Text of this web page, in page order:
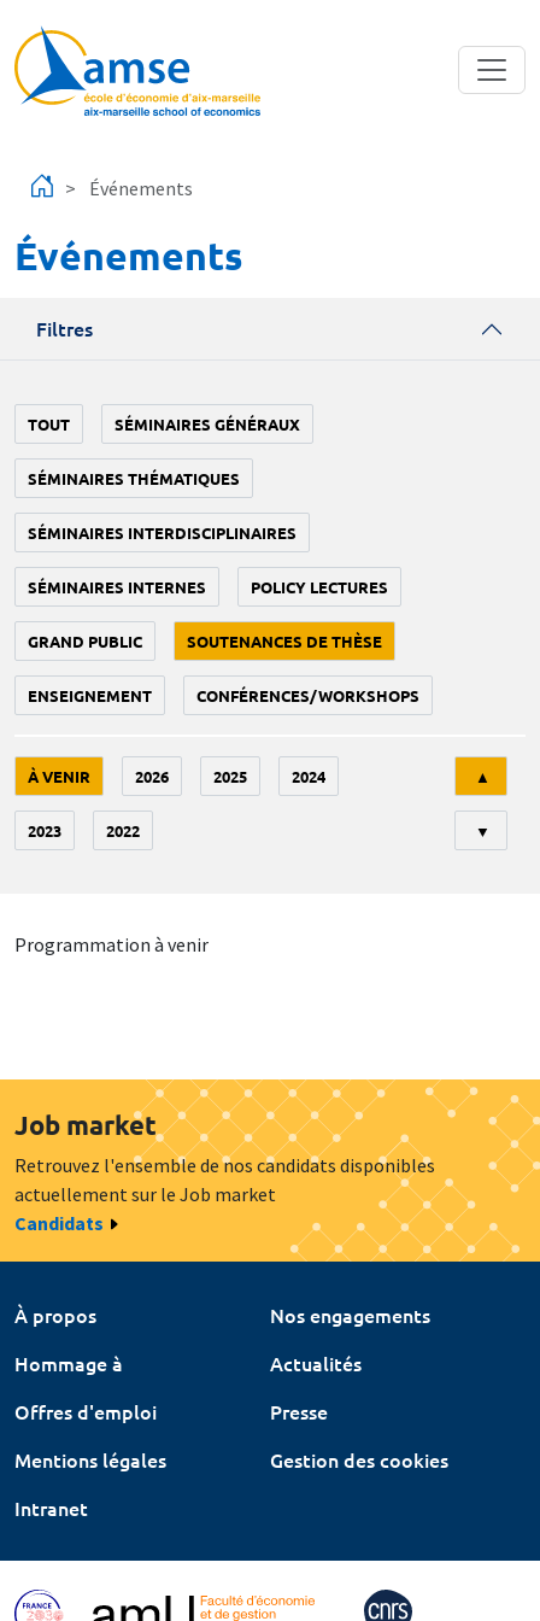
Événements
Événements
Filtres
TOUT SÉMINAIRES GÉNÉRAUX
SÉMINAIRES THÉMATIQUES
SÉMINAIRES INTERDISCIPLINAIRES
SÉMINAIRES INTERNES POLICY LECTURES
GRAND PUBLIC SOUTENANCES DE THÈSE
ENSEIGNEMENT CONFÉRENCES/WORKSHOPS
À VENIR 2026 2025 2024
2023 2022
▲
▼
Programmation à venir
Job market
Retrouvez l'ensemble de nos candidats disponibles
actuellement sur le Job market
Candidats
À propos
Nos engagements
Hommage à
Actualités
Offres d'emploi
Presse
Mentions légales
Gestion des cookies
Intranet